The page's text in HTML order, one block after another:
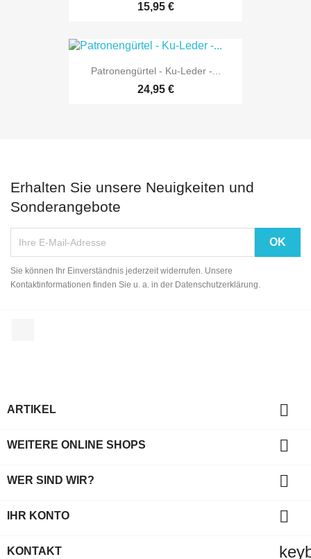
15,95 €
Patronengürtel - Ku-Leder -...
24,95 €
Erhalten Sie unsere Neuigkeiten und
Sonderangebote
Sie können Ihr Einverständnis jederzeit widerrufen. Unsere
Kontaktinformationen finden Sie u. a. in der Datenschutzerklärung.
ARTIKEL 
WEITERE ONLINE SHOPS 
WER SIND WIR? 
IHR KONTO 
KONTAKT